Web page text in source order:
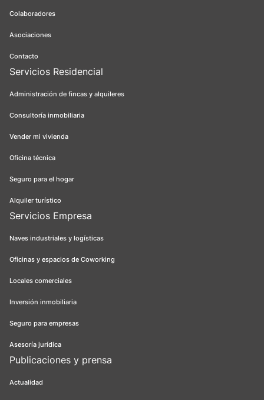
Colaboradores
Asociaciones
Contacto
Servicios Residencial
Administración de fincas y alquileres
Consultoría inmobiliaria
Vender mi vivienda
Oficina técnica
Seguro para el hogar
Alquiler turístico
Servicios Empresa
Naves industriales y logísticas
Oficinas y espacios de Coworking
Locales comerciales
Inversión inmobiliaria
Seguro para empresas
Asesoría jurídica
Publicaciones y prensa
Actualidad